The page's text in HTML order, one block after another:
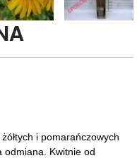
i pomarańczowych
odmiana. Kwitnie od